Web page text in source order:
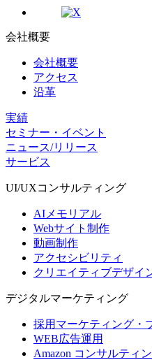
会社概要
会社概要
アクセス
沿革
実績
セミナー・イベント
ニュース/リリース
サービス
UI/UXコンサルティング
AIメモリアル
Webサイト制作
動画制作
アクセシビリティ
クリエイティブデザイ
デジタルマーケティング
採用マーケティング・
WEB広告運用
Amazon コンサルティ